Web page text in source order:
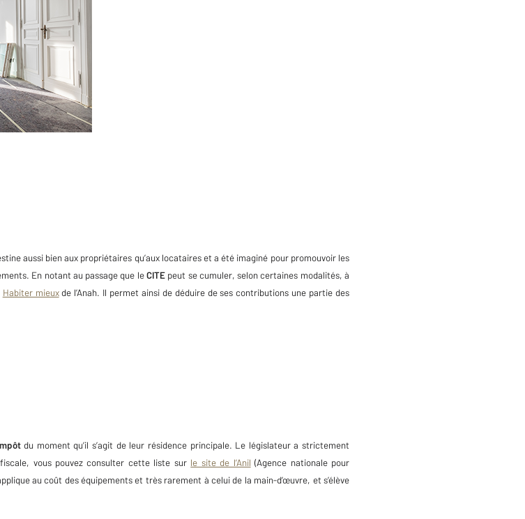
aussi bien aux propriétaires qu’aux locataires et a été imaginé pour promouvoir les
En notant au passage que leCITE peut se cumuler, selon certaines modalités, à
Habiter mieuxde l’Anah. Il permet ainsi de déduire de ses contributions une partie des
du moment qu’il s’agit de leur résidence principale. Le législateur a strictement
vous pouvez consulter cette liste sur le site de l’Anil (Agence nationale pour
au coût des équipements et très rarement à celui de la main-d’œuvre, et s’élève